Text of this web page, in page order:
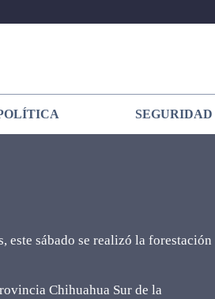
SEGURIDAD
este sábado se realizó la forestación
Chihuahua Sur de la